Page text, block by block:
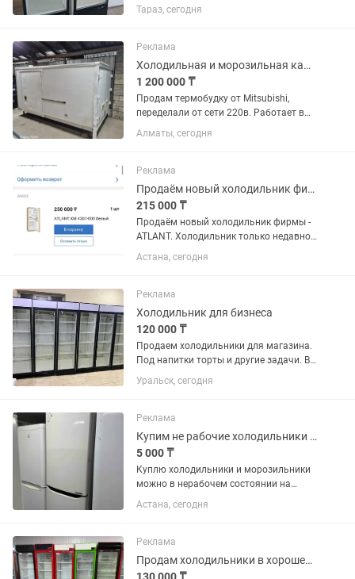
цена за каждый по 250 тысяч
Тараз, сегодня
Реклама
Холодильная и морозильная камера
1 200 000 ₸
Продам термобудку от Mitsubishi,
переделали от сети 220в. Работает в
двух вариантах как плюсовой
холодильник и минусовой
Ауэзовский район, мкр.Достык. Выше
Кар сити....
Алматы, сегодня
Реклама
Продаём новый холодильник фирмы - ATLANT.
215 000 ₸
Продаём новый холодильник фирмы -
ATLANT. Холодильник только недавно
купили. Продаём, в связи с тем что не
подошёл по размеру. Холодильник
установки в кухонный...
Астана, сегодня
Реклама
Холодильник для бизнеса
120 000 ₸
Продаем холодильники для магазина.
Под напитки торты и другие задачи. В
отличном состоянии. В заправке не
нуждаются. Полки полный комплект.
Температура хранения +4...
Уральск, сегодня
Реклама
Купим не рабочие холодильники и морозильники
5 000 ₸
Куплю холодильники и морозильники
можно в нерабочем состоянии на
запчасти
Астана, сегодня
Реклама
Продам холодильники в хорошем состоянии